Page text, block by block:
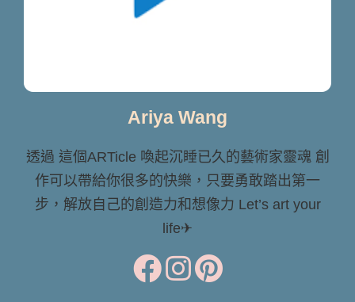
Ariya Wang
透過 這個ARTicle 喚起沉睡已久的藝術家靈魂 創
作可以帶給你很多的快樂，只要勇敢踏出第一
步，解放自己的創造力和想像力 Let’s art your
life✈